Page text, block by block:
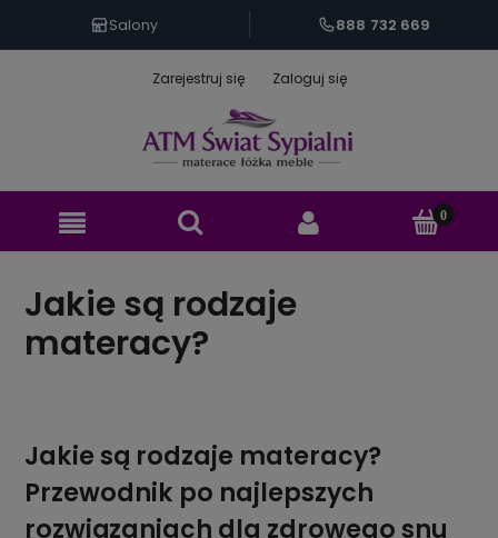
Salony 888 732 669
Zarejestruj się Zaloguj się
Jakie są rodzaje
materacy?
Jakie są rodzaje materacy?
Przewodnik po najlepszych
rozwiązaniach dla zdrowego snu